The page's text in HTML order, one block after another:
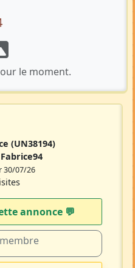
le moment.
(UN38194)
Fabrice94
30/07/26
annonce 💬​